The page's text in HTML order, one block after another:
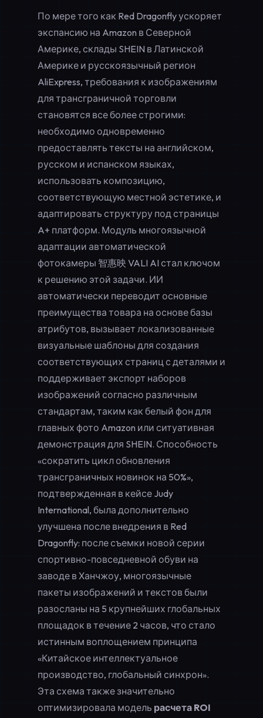
По мере того как Red Dragonfly ускоряет
экспансию на Amazon в Северной
Америке, склады SHEIN в Латинской
Америке и русскоязычный регион
AliExpress, требования к изображениям
для трансграничной торговли
становятся все более строгими:
необходимо одновременно
предоставлять тексты на английском,
русском и испанском языках,
использовать композицию,
соответствующую местной эстетике, и
адаптировать структуру под страницы
A+ платформ. Модуль многоязычной
адаптации автоматической
фотокамеры 智惠映 VALI AI стал ключом
к решению этой задачи. ИИ
автоматически переводит основные
преимущества товара на основе базы
атрибутов, вызывает локализованные
визуальные шаблоны для создания
соответствующих страниц с деталями и
поддерживает экспорт наборов
изображений согласно различным
стандартам, таким как белый фон для
главных фото Amazon или ситуативная
демонстрация для SHEIN. Способность
«сократить цикл обновления
трансграничных новинок на 50%»,
подтвержденная в кейсе Judy
International, была дополнительно
улучшена после внедрения в Red
Dragonfly: после съемки новой серии
спортивно-повседневной обуви на
заводе в Ханчжоу, многоязычные
пакеты изображений и текстов были
разосланы на 5 крупнейших глобальных
площадок в течение 2 часов, что стало
истинным воплощением принципа
«Китайское интеллектуальное
производство, глобальный синхрон».
Эта схема также значительно
оптимизировала модель расчета ROI